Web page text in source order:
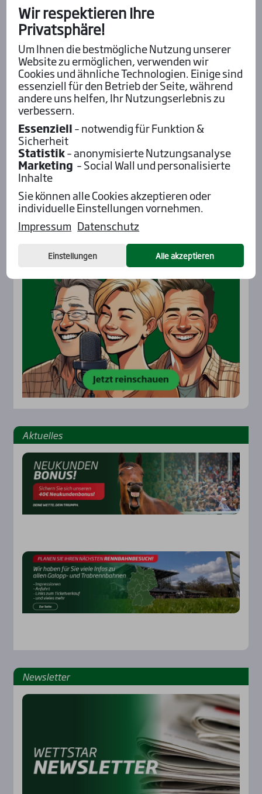
Fabs
Idao de Til­lard ist wie­der
Robert Gramüller
„Ultra­b­lue kann so ein
lau­fen“
Pod­cast mit Wett-Tipps
Aktu­el­les
News­let­ter
Wir respektieren Ihre
Privatsphäre!
Um Ihnen die bestmögliche Nutzung unserer
Website zu ermöglichen, verwenden wir
Cookies und ähnliche Technologien. Einige sind
essenziell für den Betrieb der Seite, während
andere uns helfen, Ihr Nutzungserlebnis zu
verbessern.
Essenziell– notwendig für Funktion &
Sicherheit
Statistik– anonymisierte Nutzungsanalyse
Marketing – Social Wall und personalisierte
Inhalte
Sie können alle Cookies akzeptieren oder
individuelle Einstellungen vornehmen.
Impressum Datenschutz
Einstellungen Alle akzeptieren